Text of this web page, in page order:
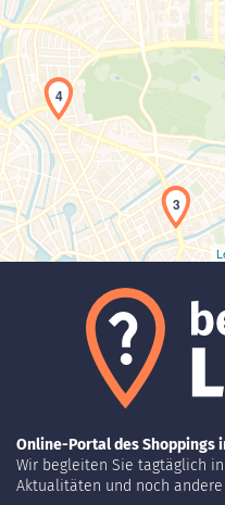
3
4
Online-Portal des Shoppings
Wir begleiten Sie tagtäglich
Aktualitäten und noch